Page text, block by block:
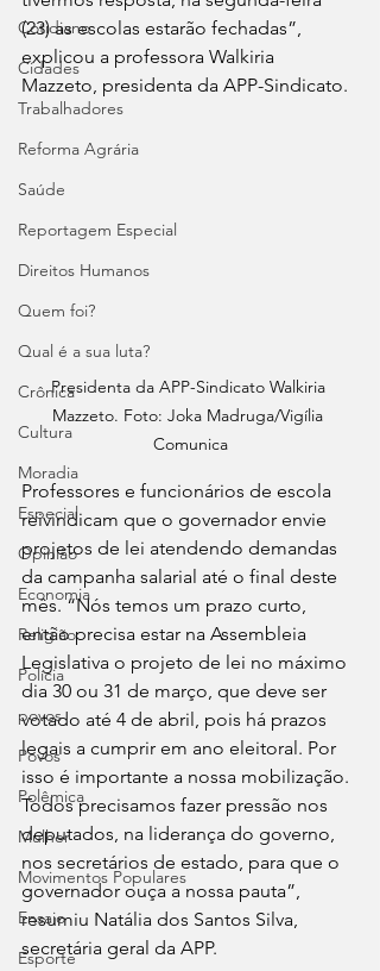
Cotidiano
Cidades
Trabalhadores
Reforma Agrária
Saúde
Reportagem Especial
Direitos Humanos
Quem foi?
Qual é a sua luta?
Crônica
Cultura
Moradia
Especial
Opinião
Economia
Religião
Polícia
povos
Povos
Polêmica
Mulher
Movimentos Populares
Ensaio
Esporte
(23) as escolas estarão fechadas”,
explicou a professora Walkiria
Mazzeto, presidenta da APP-Sindicato.
Presidenta da APP-Sindicato Walkiria
Mazzeto. Foto: Joka Madruga/Vigília
Comunica
Professores e funcionários de escola
reivindicam que o governador envie
projetos de lei atendendo demandas
da campanha salarial até o final deste
mês. “Nós temos um prazo curto,
então precisa estar na Assembleia
Legislativa o projeto de lei no máximo
dia 30 ou 31 de março, que deve ser
votado até 4 de abril, pois há prazos
legais a cumprir em ano eleitoral. Por
isso é importante a nossa mobilização.
Todos precisamos fazer pressão nos
deputados, na liderança do governo,
nos secretários de estado, para que o
governador ouça a nossa pauta”,
resumiu Natália dos Santos Silva,
secretária geral da APP.